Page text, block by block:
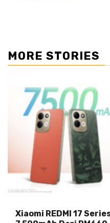
MORE STORIES
Xiaomi REDMI 17